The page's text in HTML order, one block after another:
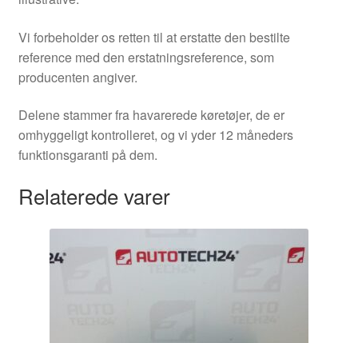
Vi forbeholder os retten til at erstatte den bestilte
reference med den erstatningsreference, som
producenten angiver.
Delene stammer fra havarerede køretøjer, de er
omhyggeligt kontrolleret, og vi yder 12 måneders
funktionsgaranti på dem.
Relaterede varer